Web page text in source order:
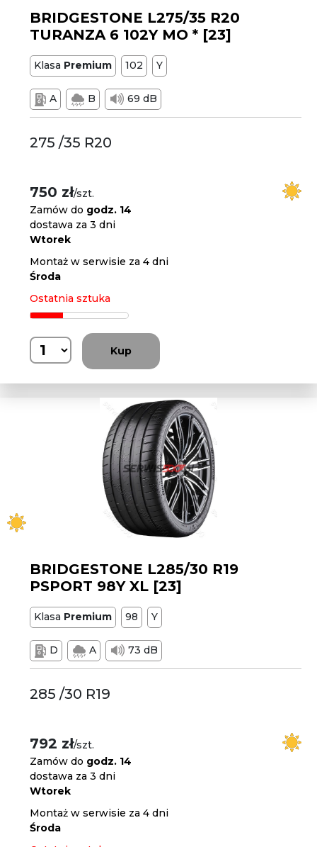
BRIDGESTONE L275/35 R20
TURANZA 6 102Y MO * [23]
Klasa Premium 102 Y
A B 69 dB
275 /35 R20
750 zł/szt.
Zamów do godz. 14
dostawa za 3 dni
Wtorek
Montaż w serwisie za 4 dni
Środa
Ostatnia sztuka
Kup
BRIDGESTONE L285/30 R19
PSPORT 98Y XL [23]
Klasa Premium 98 Y
D A 73 dB
285 /30 R19
792 zł/szt.
Zamów do godz. 14
dostawa za 3 dni
Wtorek
Montaż w serwisie za 4 dni
Środa